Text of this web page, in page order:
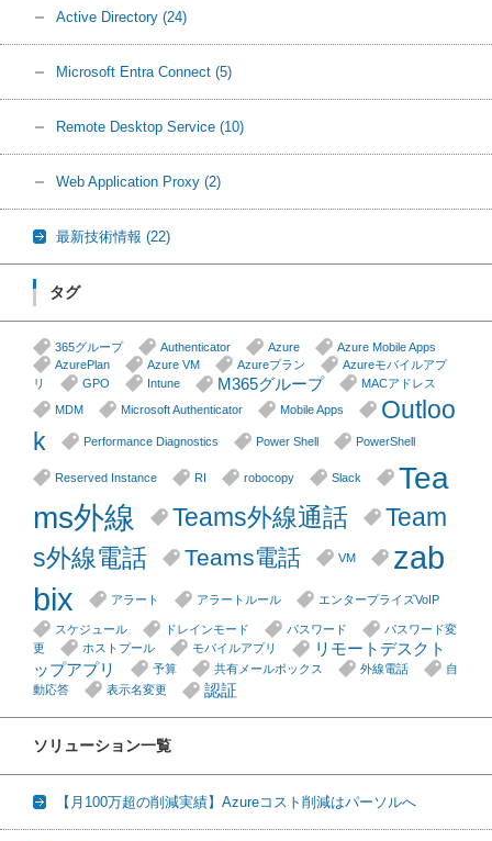
Active Directory (24)
Microsoft Entra Connect (5)
Remote Desktop Service (10)
Web Application Proxy (2)
最新技術情報 (22)
タグ
365グループ Authenticator Azure
Azure Mobile Apps
AzurePlan
Azure VM Azureプラン
Azureモバイルアプ
リ
GPO Intune M365グループ
MACアドレス
MDM
Microsoft Authenticator Mobile Apps
Outloo
k
Performance Diagnostics Power Shell PowerShell
Reserved Instance RI robocopy Slack
Tea
ms外線
Teams外線通話
Team
s外線電話
Teams電話 VM
zab
bix
アラート アラートルール エンタープライズVoIP
スケジュール ドレインモード パスワード
パスワード変
更
ホストプール モバイルアプリ
リモートデスクト
ップアプリ
予算 共有メールボックス 外線電話
自
動応答
表示名変更 認証
ソリューション一覧
【月100万超の削減実績】Azureコスト削減はパーソルへ